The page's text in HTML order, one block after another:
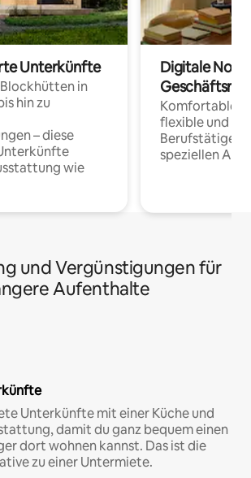
Unterkünfte
in
hin zu
– diese
wie
Digitale
Komfortable
flexible und
Berufstätige
speziellen
und Vergünstigungen für
Aufenthalte
Unterkünfte mit einer Küche und
damit du ganz bequem einen
dort wohnen kannst. Das ist die
zu einer Untermiete.